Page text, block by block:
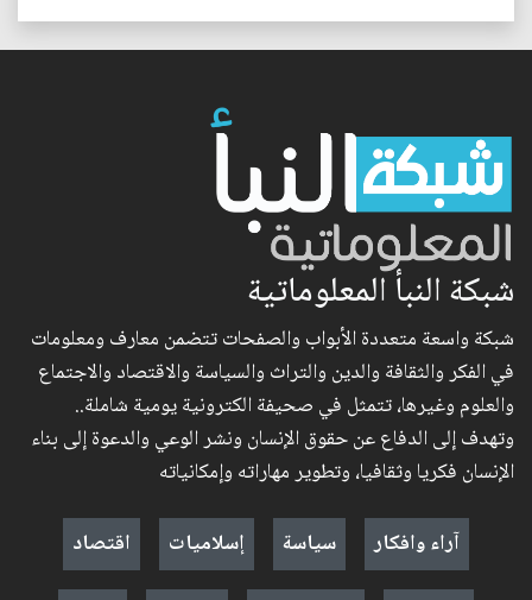
شبكة النبأ المعلوماتية
شبكة واسعة متعددة الأبواب والصفحات تتضمن معارف ومعلومات
في الفكر والثقافة والدين والتراث والسياسة والاقتصاد والاجتماع
والعلوم وغيرها، تتمثل في صحيفة الكترونية يومية شاملة..
وتهدف إلى الدفاع عن حقوق الإنسان ونشر الوعي والدعوة إلى بناء
الإنسان فكريا وثقافيا، وتطوير مهاراته وإمكانياته
آراء وافكار
سياسة إسلاميات
اقتصاد